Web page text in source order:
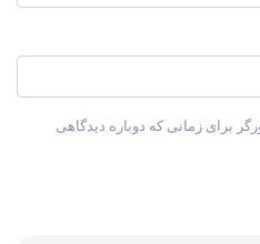
برای زمانی که دوباره دیدگاهی